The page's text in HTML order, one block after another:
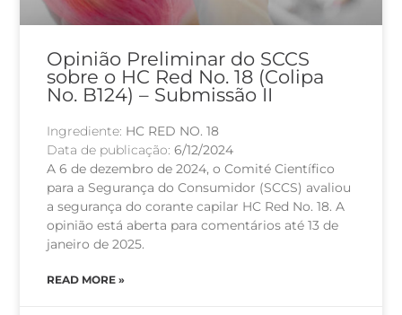
Opinião Preliminar do SCCS
sobre o HC Red No. 18 (Colipa
No. B124) – Submissão II
Ingrediente: HC RED NO. 18
Data de publicação:6/12/2024
A 6 de dezembro de 2024, o Comité Científico
para a Segurança do Consumidor (SCCS) avaliou
a segurança do corante capilar HC Red No. 18. A
opinião está aberta para comentários até 13 de
janeiro de 2025.
READ MORE »